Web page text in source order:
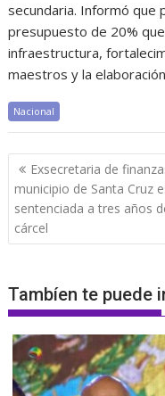
secundaria. Informó que
presupuesto de 20%
infraestructura,
maestros y la
Nacional
Navegación
de
entradas
Exsecretaria de
municipio de Santa Cruz
sentenciada a tres años
cárcel
Tambíen te puede